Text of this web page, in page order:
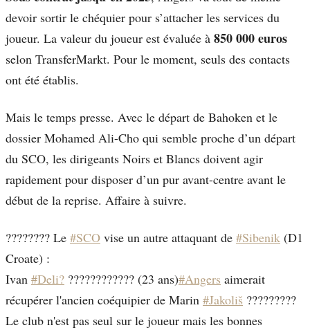
devoir sortir le chéquier pour s’attacher les services du
joueur. La valeur du joueur est évaluée à 850 000 euros
selon TransferMarkt. Pour le moment, seuls des contacts
ont été établis.
Mais le temps presse. Avec le départ de Bahoken et le
dossier Mohamed Ali-Cho qui semble proche d’un départ
du SCO, les dirigeants Noirs et Blancs doivent agir
rapidement pour disposer d’un pur avant-centre avant le
début de la reprise. Affaire à suivre.
???????? Le #SCO vise un autre attaquant de #Sibenik (D1
Croate) :
Ivan #Deli? ???????????? (23 ans)#Angers aimerait
récupérer l'ancien coéquipier de Marin #Jakoliš ?????????
Le club n'est pas seul sur le joueur mais les bonnes